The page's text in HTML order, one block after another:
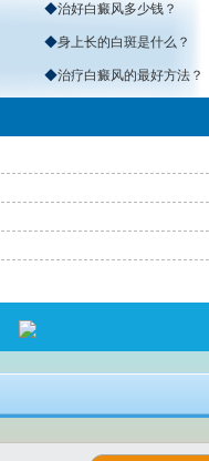
◆治好白癜风多少钱？
◆身上长的白斑是什么？
◆治疗白癜风的最好方法？
免费通话
：4001190776